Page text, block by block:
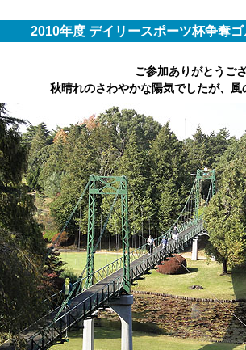
2010年度 デイリースポーツ杯争奪
ご参加ありがとうご
秋晴れのさわやかな陽気でしたが、